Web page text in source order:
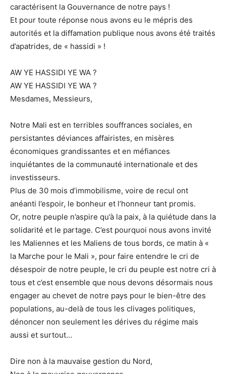
caractérisent la Gouvernance de notre pays !
Et pour toute réponse nous avons eu le mépris des
autorités et la diffamation publique nous avons été traités
d’apatrides, de « hassidi » !
AW YE HASSIDI YE WA ?
AW YE HASSIDI YE WA ?
Mesdames, Messieurs,
Notre Mali est en terribles souffrances sociales, en
persistantes déviances affairistes, en misères
économiques grandissantes et en méfiances
inquiétantes de la communauté internationale et des
investisseurs.
Plus de 30 mois d’immobilisme, voire de recul ont
anéanti l’espoir, le bonheur et l’honneur tant promis.
Or, notre peuple n’aspire qu’à la paix, à la quiétude dans la
solidarité et le partage. C’est pourquoi nous avons invité
les Maliennes et les Maliens de tous bords, ce matin à «
la Marche pour le Mali », pour faire entendre le cri de
désespoir de notre peuple, le cri du peuple est notre cri à
tous et c’est ensemble que nous devons désormais nous
engager au chevet de notre pays pour le bien-être des
populations, au-delà de tous les clivages politiques,
dénoncer non seulement les dérives du régime mais
aussi et surtout…
Dire non à la mauvaise gestion du Nord,